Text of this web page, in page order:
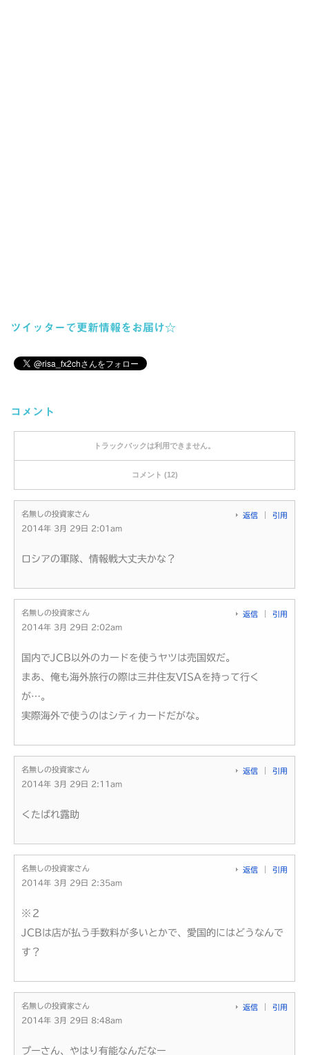
ツイッターで更新情報をお届け☆
コメント
トラックバックは利用できません。
コメント (12)
名無しの投資家さん
2014年 3月 29日 2:01am
返信 引用
ロシアの軍隊、情報戦大丈夫かな？
名無しの投資家さん
2014年 3月 29日 2:02am
返信 引用
国内でJCB以外のカードを使うヤツは売国奴だ。
まあ、俺も海外旅行の際は三井住友VISAを持って行く
が…。
実際海外で使うのはシティカードだがな。
名無しの投資家さん
2014年 3月 29日 2:11am
返信 引用
くたばれ露助
名無しの投資家さん
2014年 3月 29日 2:35am
返信 引用
※２
JCBは店が払う手数料が多いとかで、愛国的にはどうなんで
す？
名無しの投資家さん
2014年 3月 29日 8:48am
返信 引用
プーさん、やはり有能なんだなー